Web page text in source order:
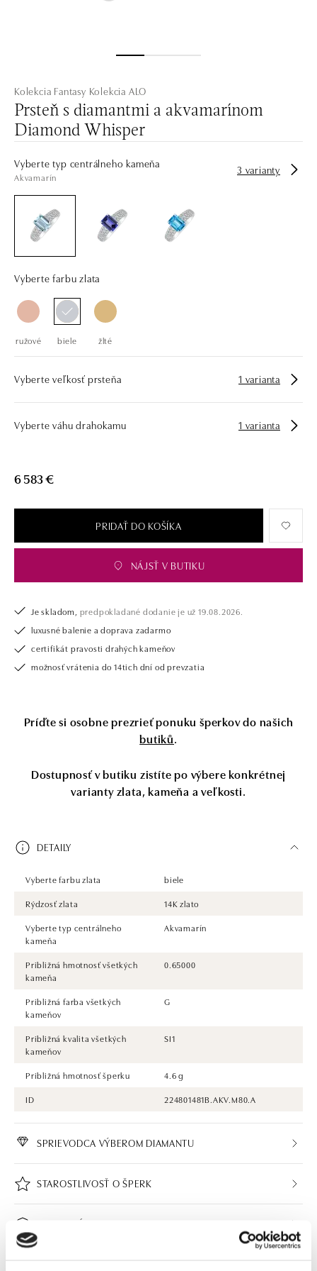
Kolekcia Fantasy Kolekcia ALO
Prsteň s diamantmi a akvamarínom
Diamond Whisper
Vyberte typ centrálneho kameňa
Akvamarín
3 varianty
Vyberte farbu zlata
ružové biele žlté
Vyberte veľkosť prsteňa 1 varianta
Vyberte váhu drahokamu 1 varianta
6 583 €
PRIDAŤ DO KOŠÍKA
NÁJSŤ V BUTIKU
Je skladom, predpokladané dodanie je už 19.08.2026.
luxusné balenie a doprava zadarmo
certifikát pravosti drahých kameňov
možnosť vrátenia do 14tich dní od prevzatia
Príďte si osobne prezrieť ponuku šperkov do našich
butiků.
Dostupnosť v butiku zistíte po výbere konkrétnej
varianty zlata, kameňa a veľkosti.
DETAILY
Vyberte farbu zlata
biele
Rýdzosť zlata
14K zlato
Vyberte typ centrálneho
kameňa
Akvamarín
Približná hmotnosť všetkých
kameňa
0.65000
Približná farba všetkých
kameňov
G
Približná kvalita všetkých
kameňov
SI1
Približná hmotnosť šperku
4.6 g
ID
224801481B.AKV.M80.A
SPRIEVODCA VÝBEROM DIAMANTU
STAROSTLIVOSŤ O ŠPERK
CERTIFIKÁT PRAVOSTI